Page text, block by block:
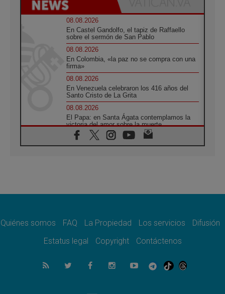
08.08.2026
En Castel Gandolfo, el tapiz de Raffaello
sobre el sermón de San Pablo
08.08.2026
En Colombia, «la paz no se compra con una
firma»
08.08.2026
En Venezuela celebraron los 416 años del
Santo Cristo de La Grita
08.08.2026
El Papa: en Santa Ágata contemplamos la
victoria del amor sobre la muerte
08.08.2026
León XIV visitará el Santuario de la Madre
07.08.2026
07.08.2026
el compromiso del cristiano"
La matanza de niños en Gaza no cesa: 300
muertos en 300 días
Tagle: La guerra desfigura el mundo, solo la
Quiénes somos FAQ La Propiedad Los servicios
Difusión
Estatus legal
Copyright Contáctenos